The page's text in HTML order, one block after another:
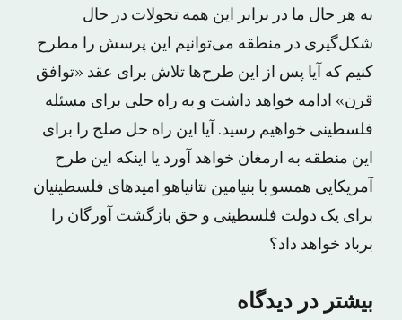
به هر حال ما در برابر این همه تحولات در حال
شکل‌گیری در منطقه می‌توانیم این پرسش را مطرح
کنیم که آیا پس از این طرح‌ها تلاش برای عقد «توافق
قرن» ادامه خواهد داشت و به راه حلی برای مسئله
فلسطینی خواهیم رسید. آیا این راه حل صلح را برای
این منطقه به ارمغان خواهد آورد یا اینکه این طرح
آمریکایی همسو با بنیامین نتانیاهو امیدهای فلسطینیان
برای یک دولت فلسطینی و حق بازگشت آورگان را
برباد خواهد داد؟
بیشتر در دیدگاه